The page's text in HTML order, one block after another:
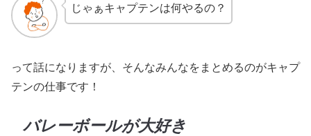
じゃぁキャプテンは何やるの？
って話になりますが、そんなみんなをまとめるのがキャプ
テンの仕事です！
バレーボールが大好き